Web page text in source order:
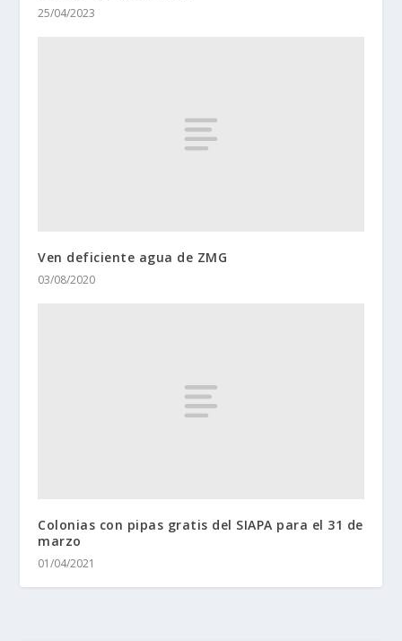
25/04/2023
Ven deficiente agua de ZMG
03/08/2020
Colonias con pipas gratis del SIAPA para el 31 de
marzo
01/04/2021